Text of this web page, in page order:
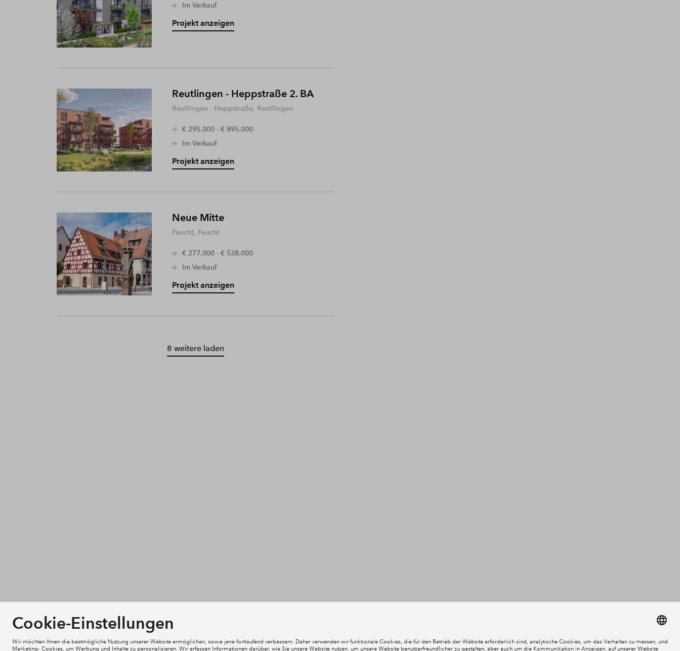
Im Verkauf
Projekt anzeigen
Reutlingen - Heppstraße 2. BA
Reutlingen - Heppstraße, Reutlingen
€ 295.000 - € 895.000
Im Verkauf
Projekt anzeigen
Neue Mitte
Feucht, Feucht
€ 277.000 - € 538.000
Im Verkauf
Projekt anzeigen
8 weitere laden